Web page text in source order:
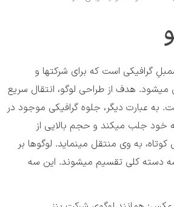
گرافیکی است که برای شرکتها و
هدف از طراحی لوگو، انتقال سریع
به عبارت دیگر، جلوه گرافیکی موجود در
خود جلب میکند و حجم بالایی از
کوتاه، به وی منتقل مینماید. لوگوها بر
دسته کلی تقسیم میشوند. این سه